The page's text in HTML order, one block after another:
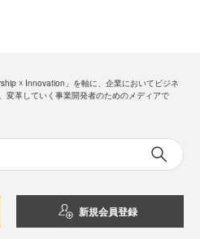
☓ Innovation」を軸に、企業においてビジネ
変革していく事業開発者のためのメディアで
新規会員登録